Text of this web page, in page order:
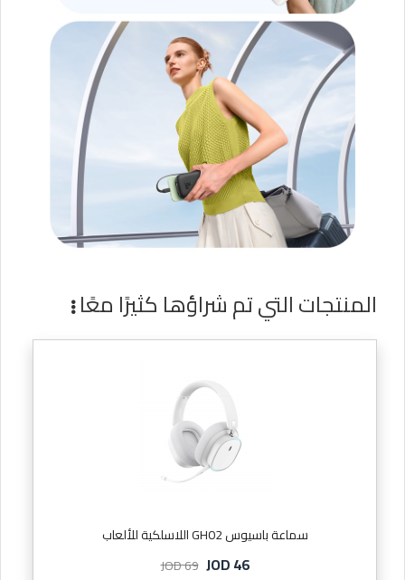
المنتجات التي تم شراؤها كثيرًا معًا
سماعة باسيوس GH02 اللاسلكية للألعاب
JOD 46
JOD 69